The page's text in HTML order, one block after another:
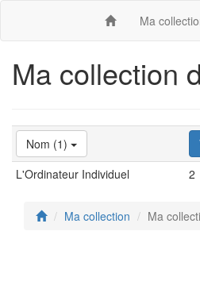
Ma
Ma collection
Nom (1)
L'Ordinateur Individuel
2
Ma collection Ma